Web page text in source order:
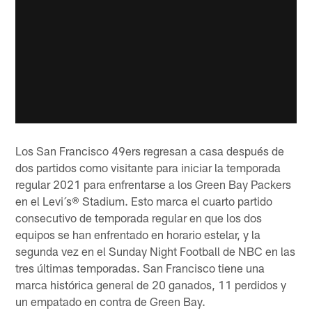
Los San Francisco 49ers regresan a casa después de
dos partidos como visitante para iniciar la temporada
regular 2021 para enfrentarse a los Green Bay Packers
en el Levi´s® Stadium. Esto marca el cuarto partido
consecutivo de temporada regular en que los dos
equipos se han enfrentado en horario estelar, y la
segunda vez en el Sunday Night Football de NBC en las
tres últimas temporadas. San Francisco tiene una
marca histórica general de 20 ganados, 11 perdidos y
un empatado en contra de Green Bay.